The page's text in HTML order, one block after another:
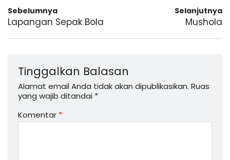
Sebelumnya
Lapangan Sepak Bola
Selanjutnya
Mushola
Tinggalkan Balasan
Alamat email Anda tidak akan dipublikasikan. Ruas
yang wajib ditandai *
Komentar *